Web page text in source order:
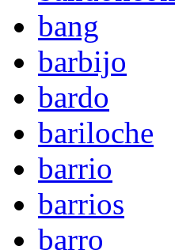
bang
barbijo
bardo
bariloche
barrio
barrios
barro